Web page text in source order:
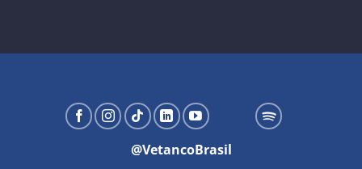
@VetancoBrasil